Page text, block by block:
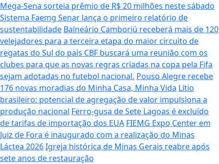
Mega-Sena sorteia prêmio de R$ 20 milhões neste sábado
Sistema Faemg Senar lança o primeiro relatório de
sustentabilidade Balneário Camboriú receberá mais de 120
velejadores para a terceira etapa do maior circuito de
regatas do Sul do país CBF buscará uma reunião com os
clubes para que as novas regras criadas na copa pela Fifa
sejam adotadas no futebol nacional. Pouso Alegre recebe
176 novas moradias do Minha Casa, Minha Vida Lítio
brasileiro: potencial de agregação de valor impulsiona a
produção nacional Ferro-gusa de Sete Lagoas é excluído
de tarifas de importação dos EUA FIEMG Expo Center em
Juiz de Fora é inaugurado com a realização do Minas
Láctea 2026Igreja histórica de Minas Gerais reabre após
sete anos de restauração